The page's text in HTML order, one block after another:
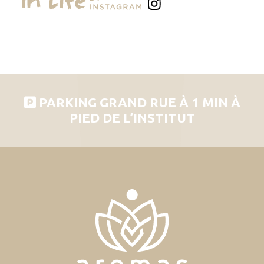
PARKING GRAND RUE À 1 MIN À
PIED DE L’INSTITUT